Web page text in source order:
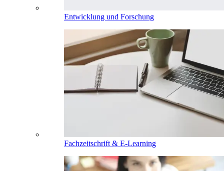
Entwicklung und Forschung
Fachzeitschrift & E-Learning